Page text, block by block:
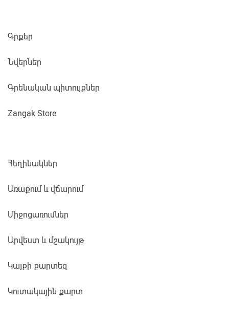
Գրքեր
Նվերներ
Գրենական պիտույքներ
Zangak Store
Հեղինակներ
Առաքում և վճարում
Միջոցառումներ
Արվեստ և մշակույթ
Կայքի քարտեզ
Կուտակային քարտ